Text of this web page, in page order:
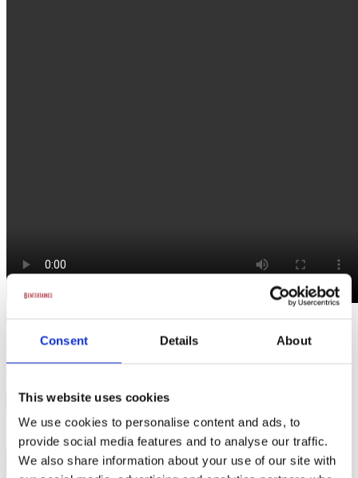
Consent Details About
This website uses cookies
We use cookies to personalise content and ads, to
provide social media features and to analyse our traffic.
We also share information about your use of our site with
Send en forespørgsel
Dato